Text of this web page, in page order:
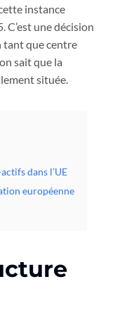
instance
C’est une décision
tant que centre
sait que la
située.
dans l’UE
européenne